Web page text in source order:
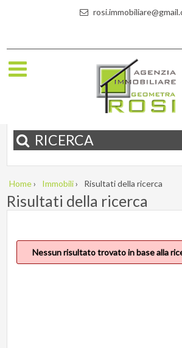
RICERCA
Home› Immobili› Risultati della ricerca
Risultati della ricerca
Nessun risultato trovato in base alla